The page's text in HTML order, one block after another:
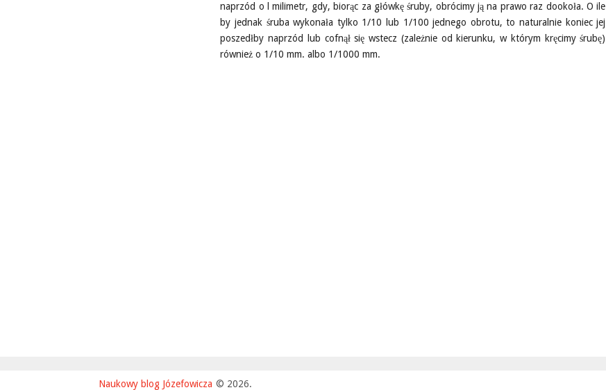
naprzód o l milimetr, gdy, biorąc za główkę śruby, obrócimy ją na prawo raz dookoła. O ile
by jednak śruba wykonała tylko 1/10 lub 1/100 jednego obrotu, to naturalnie koniec jej
poszedłby naprzód lub cofnął się wstecz (zależnie od kierunku, w którym kręcimy śrubę)
również o 1/10 mm. albo 1/1000 mm.
Naukowy blog Józefowicza © 2026.